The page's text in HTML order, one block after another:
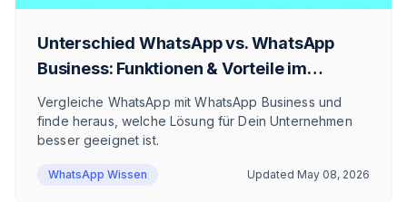
Unterschied WhatsApp vs. WhatsApp
Business: Funktionen & Vorteile im
Überblick
Vergleiche WhatsApp mit WhatsApp Business und
finde heraus, welche Lösung für Dein Unternehmen
besser geeignet ist.
WhatsApp Wissen Updated May 08, 2026